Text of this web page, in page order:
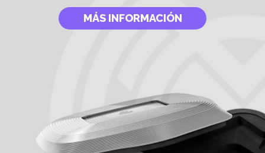
MÁS INFORMACIÓN